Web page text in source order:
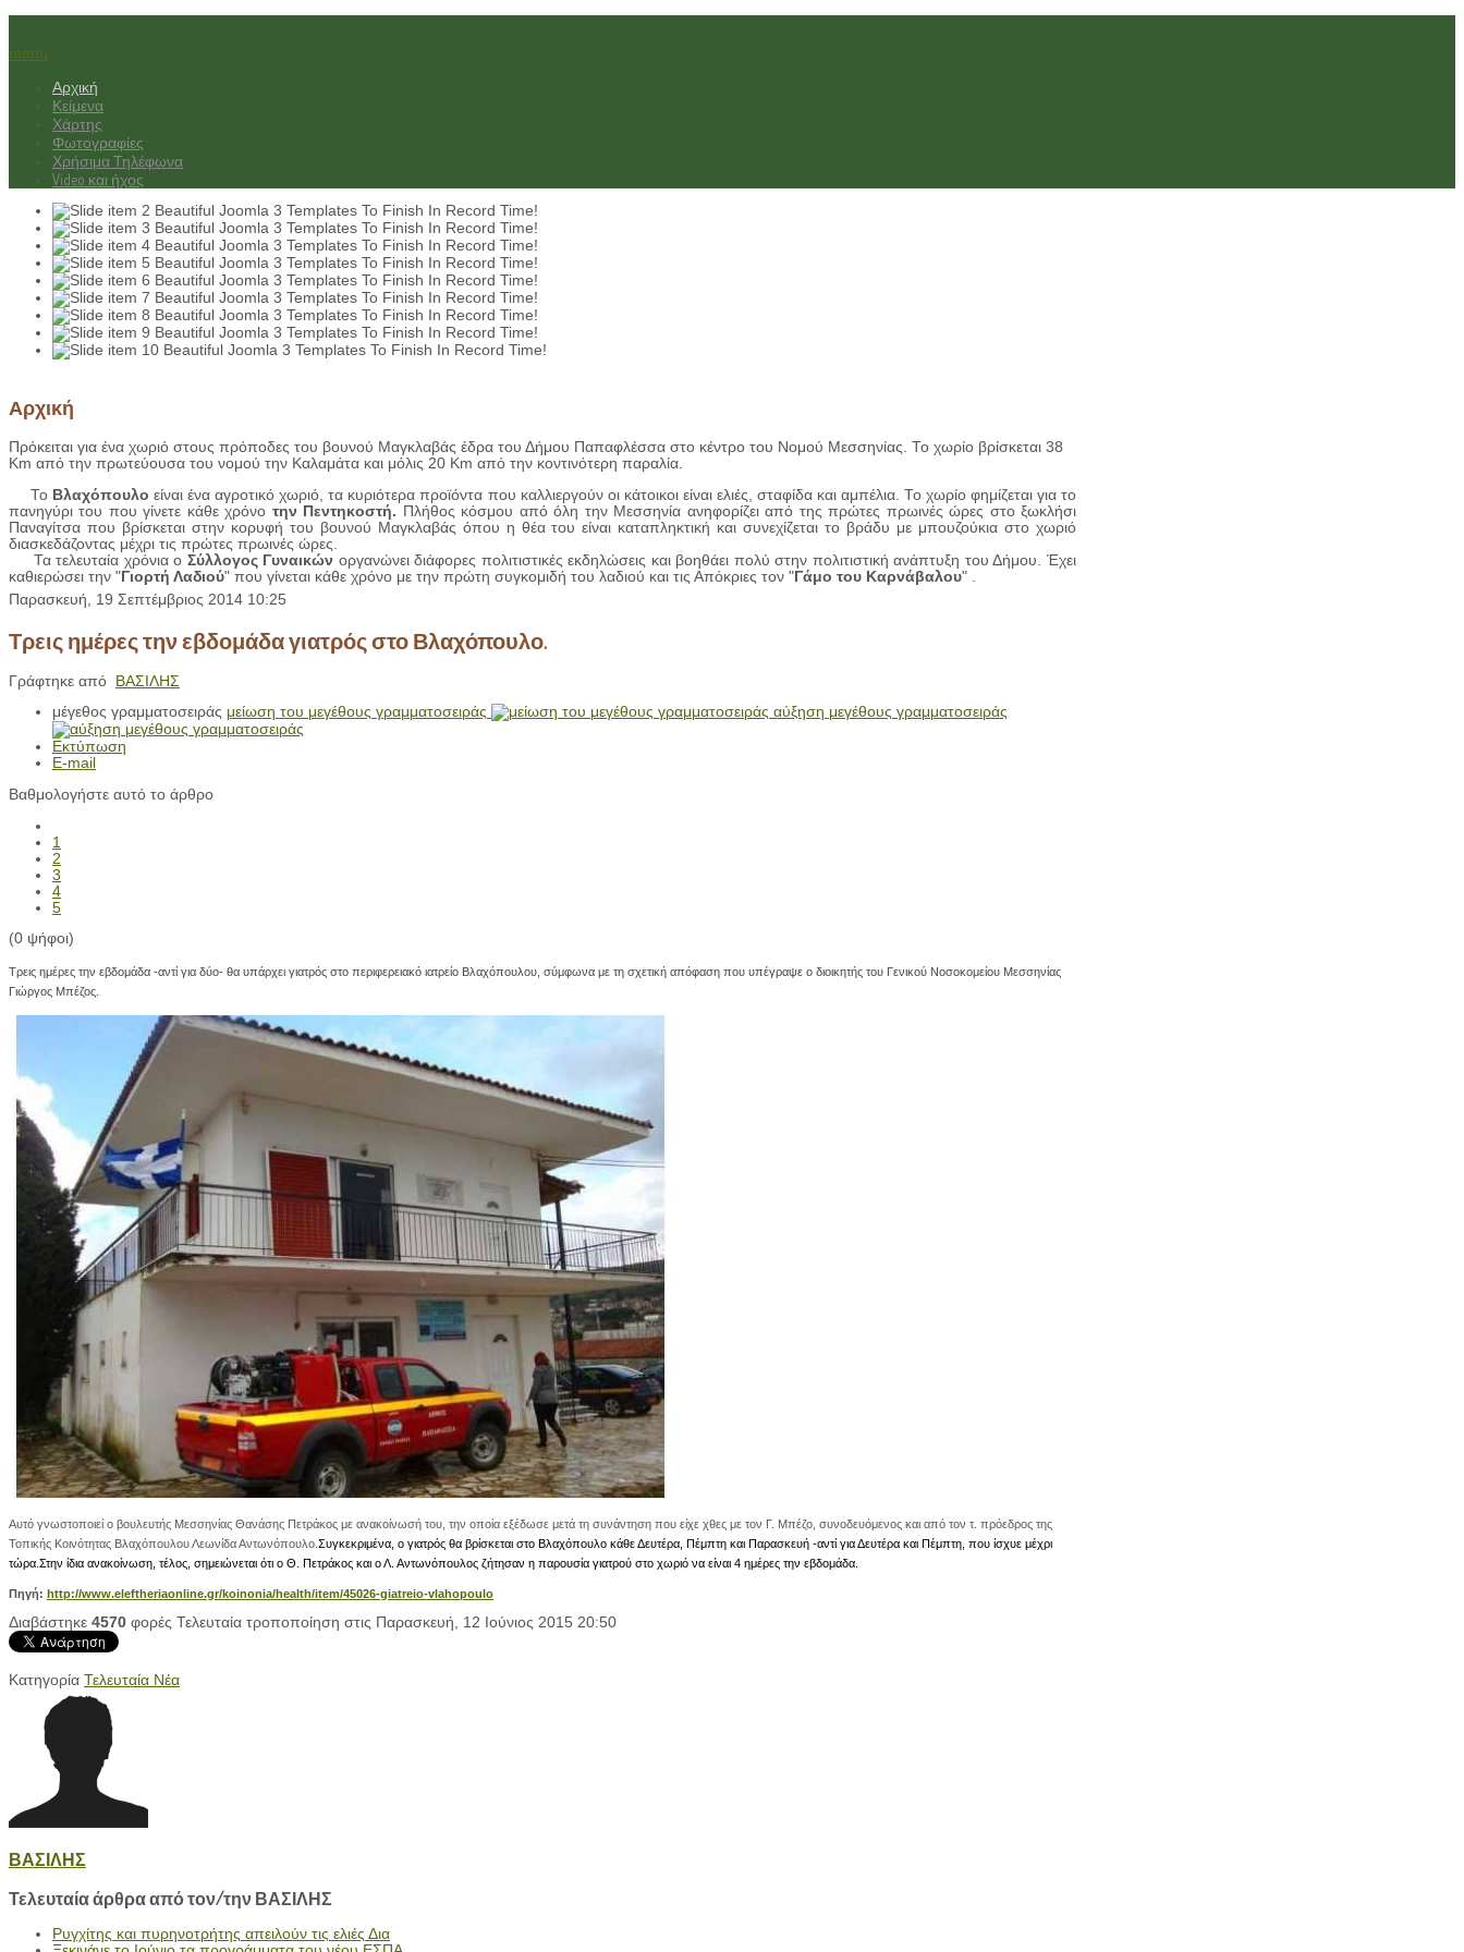
menu
Αρχική
Κείμενα
Χάρτης
Φωτογραφίες
Χρήσιμα Τηλέφωνα
Video και ήχος
Beautiful Joomla 3 Templates To Finish In Record Time!
Beautiful Joomla 3 Templates To Finish In Record Time!
Beautiful Joomla 3 Templates To Finish In Record Time!
Beautiful Joomla 3 Templates To Finish In Record Time!
Beautiful Joomla 3 Templates To Finish In Record Time!
Beautiful Joomla 3 Templates To Finish In Record Time!
Beautiful Joomla 3 Templates To Finish In Record Time!
Beautiful Joomla 3 Templates To Finish In Record Time!
Beautiful Joomla 3 Templates To Finish In Record Time!
Αρχική
Πρόκειται για ένα χωριό στους πρόποδες του βουνού Μαγκλαβάς έδρα του Δήμου Παπαφλέσσα στο κέντρο του Νομού Μεσσηνίας. Το χωρίο βρίσκεται 38
Km από την πρωτεύουσα του νομού την Καλαμάτα και μόλις 20 Km από την κοντινότερη παραλία.
Το Βλαχόπουλο είναι ένα αγροτικό χωριό, τα κυριότερα προϊόντα που καλλιεργούν οι κάτοικοι είναι ελιές, σταφίδα και αμπέλια. Το χωρίο φημίζεται για το
πανηγύρι του που γίνετε κάθε χρόνο την Πεντηκοστή. Πλήθος κόσμου από όλη την Μεσσηνία ανηφορίζει από της πρώτες πρωινές ώρες στο ξωκλήσι
Παναγίτσα που βρίσκεται στην κορυφή του βουνού Μαγκλαβάς όπου η θέα του είναι καταπληκτική και συνεχίζεται το βράδυ με μπουζούκια στο χωριό
διασκεδάζοντας μέχρι τις πρώτες πρωινές ώρες.
Τα τελευταία χρόνια ο Σύλλογος Γυναικών οργανώνει διάφορες πολιτιστικές εκδηλώσεις και βοηθάει πολύ στην πολιτιστική ανάπτυξη του Δήμου. Έχει
καθιερώσει την " Γιορτή Λαδιού" που γίνεται κάθε χρόνο με την πρώτη συγκομιδή του λαδιού και τις Απόκριες τον " Γάμο του Καρνάβαλου" .
Παρασκευή, 19 Σεπτέμβριος 2014 10:25
Τρεις ημέρες την εβδομάδα γιατρός στο Βλαχόπουλο.
Γράφτηκε από
ΒΑΣΙΛΗΣ
μέγεθος γραμματοσειράς μείωση του μεγέθους γραμματοσειράς αύξηση μεγέθους γραμματοσειράς
Εκτύπωση
E-mail
Βαθμολογήστε αυτό το άρθρο
1
2
3
4
5
(0 ψήφοι)
Τρεις ημέρες την εβδομάδα -αντί για δύο- θα υπάρχει γιατρός στο περιφερειακό ιατρείο Βλαχόπουλου, σύμφωνα με τη σχετική απόφαση που υπέγραψε ο διοικητής του Γενικού Νοσοκομείου Μεσσηνίας
Γιώργος Μπέζος.
Αυτό γνωστοποιεί ο βουλευτής Μεσσηνίας Θανάσης Πετράκος με ανακοίνωσή του, την οποία εξέδωσε μετά τη συνάντηση που είχε χθες με τον Γ. Μπέζο, συνοδευόμενος και από τον τ. πρόεδρος της
Τοπικής Κοινότητας Βλαχόπουλου Λεωνίδα Αντωνόπουλο. Συγκεκριμένα, ο γιατρός θα βρίσκεται στο Βλαχόπουλο κάθε Δευτέρα, Πέμπτη και Παρασκευή -αντί για Δευτέρα και Πέμπτη, που ίσχυε μέχρι
τώρα. Στην ίδια ανακοίνωση, τέλος, σημειώνεται ότι ο Θ. Πετράκος και ο Λ. Αντωνόπουλος ζήτησαν η παρουσία γιατρού στο χωριό να είναι 4 ημέρες την εβδομάδα.
Πηγή: http://www.eleftheriaonline.gr/koinonia/health/item/45026-giatreio-vlahopoulo
Διαβάστηκε 4570 φορές Τελευταία τροποποίηση στις Παρασκευή, 12 Ιούνιος 2015 20:50
Κατηγορία Τελευταία Νέα
ΒΑΣΙΛΗΣ
Τελευταία άρθρα από τον/την ΒΑΣΙΛΗΣ
Ρυγχίτης και πυρηνοτρήτης απειλούν τις ελιές Δια